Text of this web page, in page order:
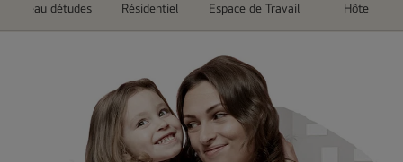
Bureau détudes Résidentiel Espace de Travail Hôtel